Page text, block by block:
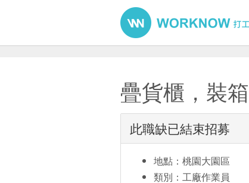
疊貨櫃，裝
此職缺已結束招募
地點：桃園大園區
類別：工廠作業員